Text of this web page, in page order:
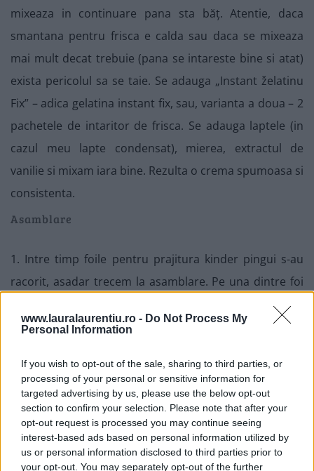
www.lauralaurentiu.ro - Do Not Process My
Personal Information
If you wish to opt-out of the sale, sharing to third parties, or
processing of your personal or sensitive information for
targeted advertising by us, please use the below opt-out
section to confirm your selection. Please note that after your
opt-out request is processed you may continue seeing
interest-based ads based on personal information utilized by
us or personal information disclosed to third parties prior to
your opt-out. You may separately opt-out of the further
mixeaza in continuare pana sta băţ. Atentie, daca
smantana pentru frisca e calda sau daca se mixeaza
mai mult decat trebuie (pana se intareste bine si atat)
exista pericolul sa se taie. Se adauga „Instant želatinu
Fix” – adica gelatina instant fix, sau, varianta a doua – 2
pachetele de intaritor de frisca. Se adauga laptele (in
cazul meu lapte condensat), mierea, extractul de
vanilie si mixam iara bine. Rezulta o crema spumoasa si
consistenta.
Asamblare
1. Intre timp foile pentru prajitura kinder pingui s-au
racorit, asadar trecem la asamblare. Pe una dintre foi
se pune jumatate din crema, netezind foarte bine,
ajutandu-ne, la nevoie, de un cutit umed, cu lama
preparata, pastrata la temperatura camerei, apoi se da
prajitura la congelator cateva minute, doar cat sa se
intareasca glazura.
2. Intre timp se prepara glazura 2, identic ca si prima,